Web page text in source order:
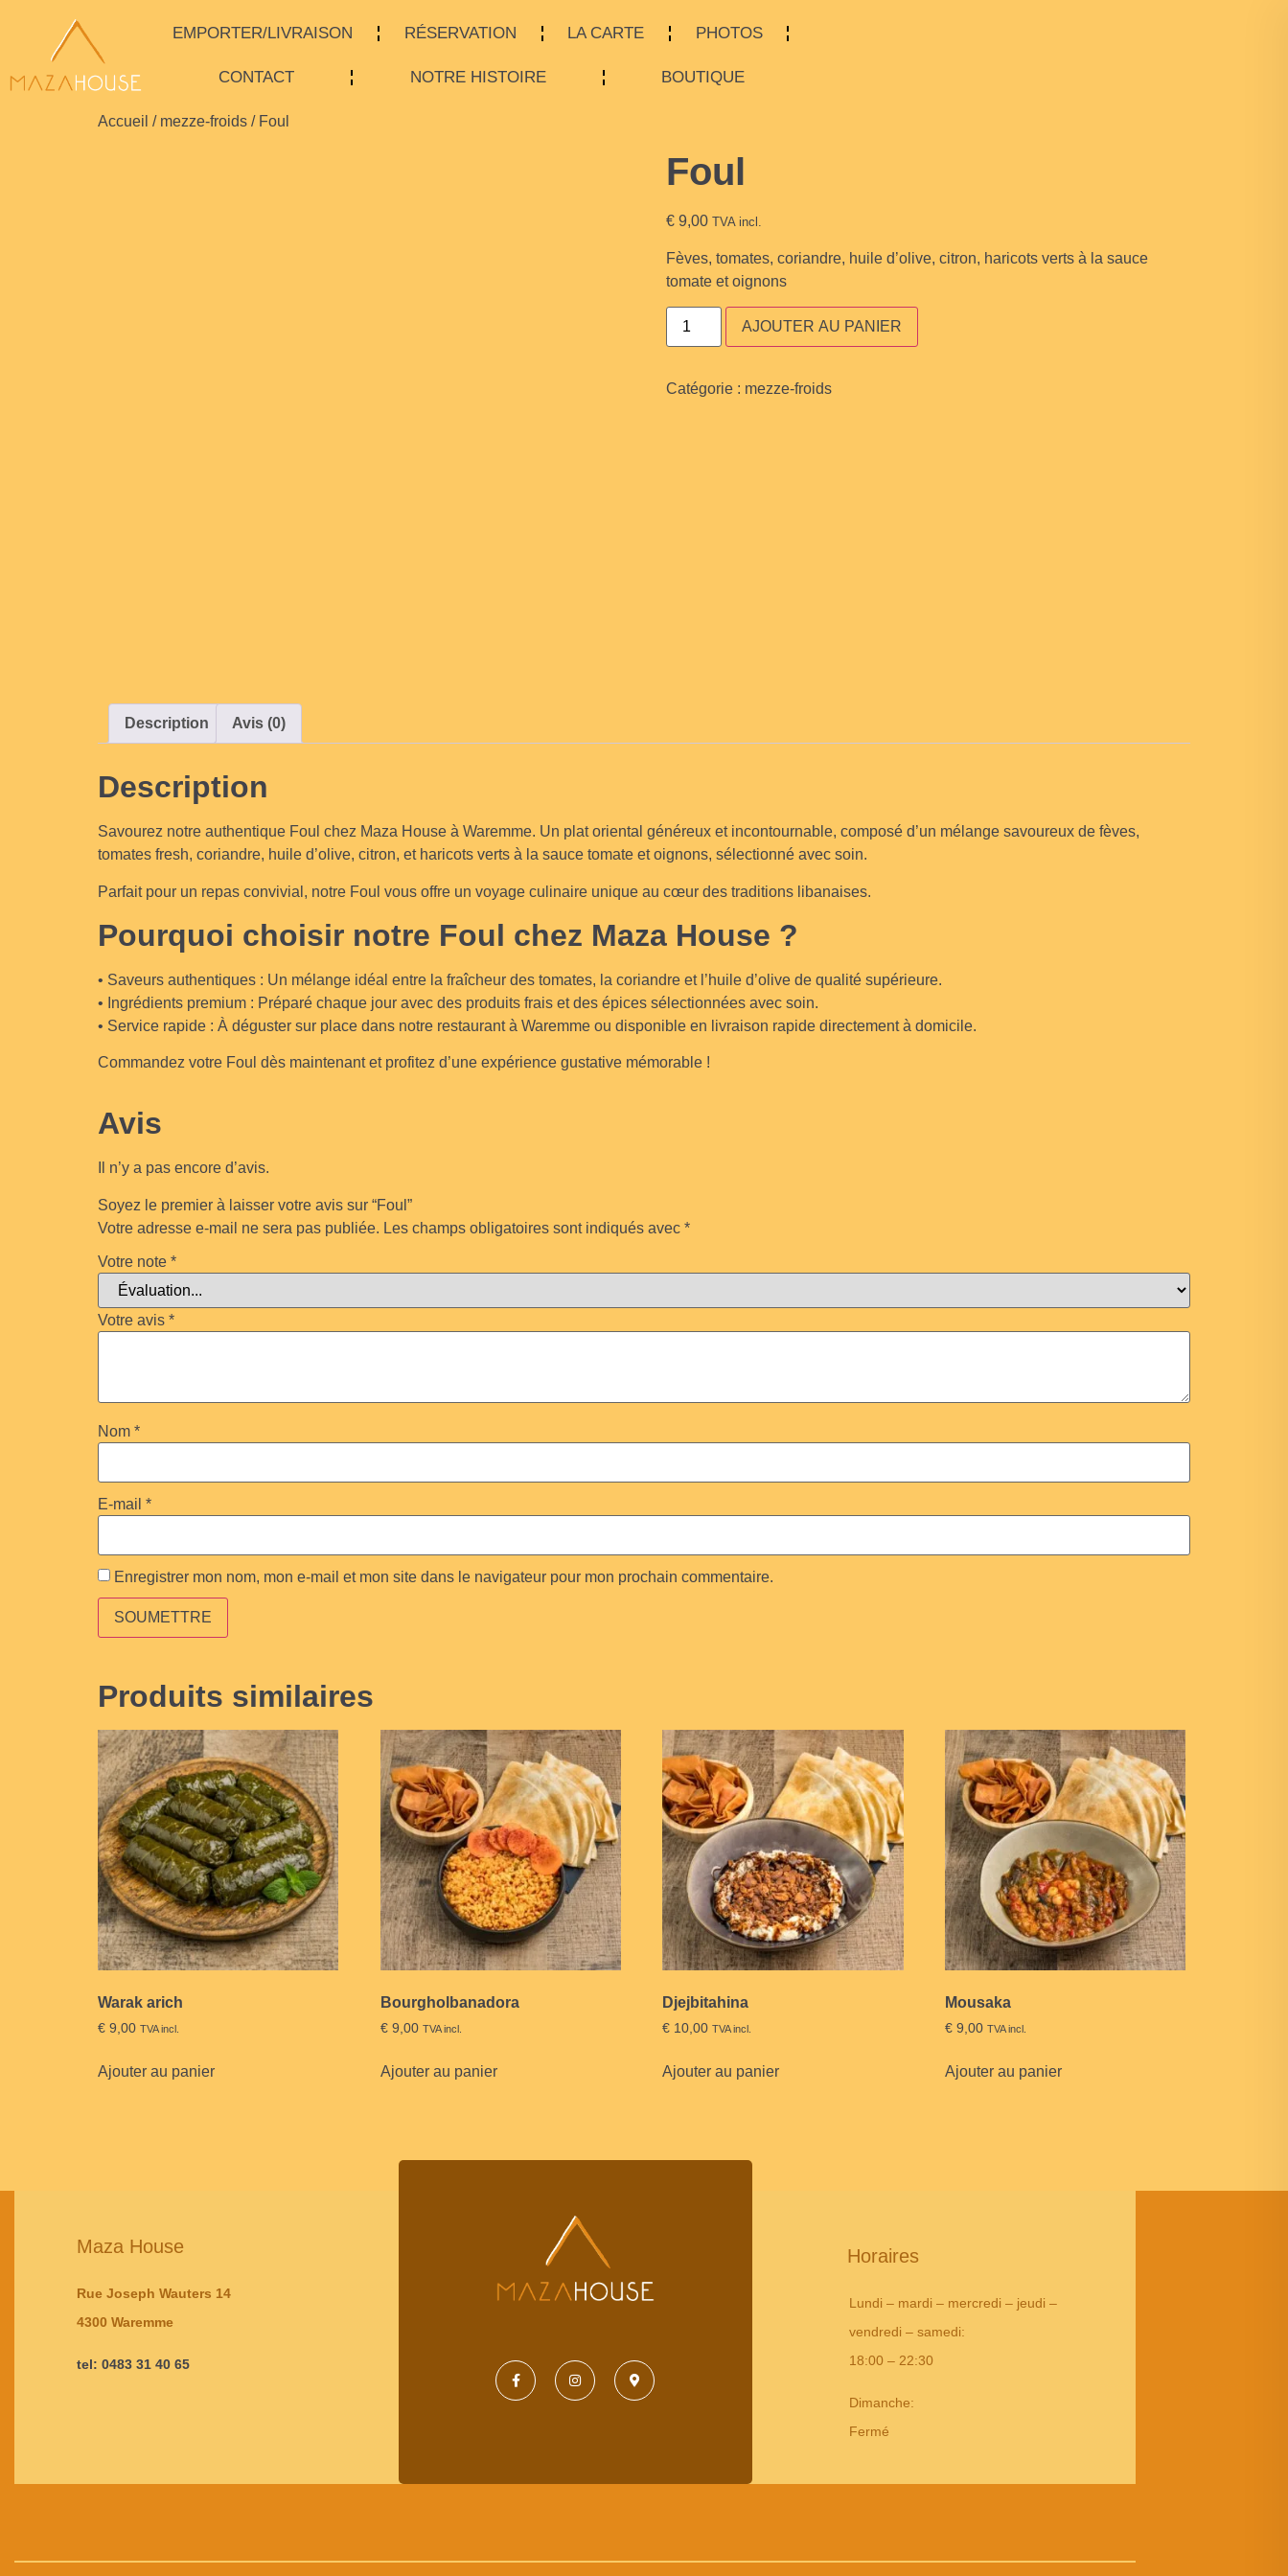
EMPORTER/LIVRAISON RÉSERVATION LA CARTE PHOTOS
CONTACT NOTRE HISTOIRE BOUTIQUE
Accueil / mezze-froids / Foul
Foul
€9,00 TVA incl.
Fèves, tomates, coriandre, huile d’olive, citron, haricots verts à la sauce
tomate et oignons
AJOUTER AU PANIER
Catégorie : mezze-froids
Description Avis (0)
Description
Savourez notre authentique Foul chez Maza House à Waremme. Un plat oriental généreux et incontournable, composé d’un mélange savoureux de fèves,
tomates fresh, coriandre, huile d’olive, citron, et haricots verts à la sauce tomate et oignons, sélectionné avec soin.
Parfait pour un repas convivial, notre Foul vous offre un voyage culinaire unique au cœur des traditions libanaises.
Pourquoi choisir notre Foul chez Maza House ?
• Saveurs authentiques : Un mélange idéal entre la fraîcheur des tomates, la coriandre et l’huile d’olive de qualité supérieure.
• Ingrédients premium : Préparé chaque jour avec des produits frais et des épices sélectionnées avec soin.
• Service rapide : À déguster sur place dans notre restaurant à Waremme ou disponible en livraison rapide directement à domicile.
Commandez votre Foul dès maintenant et profitez d’une expérience gustative mémorable !
Avis
Il n’y a pas encore d’avis.
Soyez le premier à laisser votre avis sur “Foul”
Votre adresse e-mail ne sera pas publiée. Les champs obligatoires sont indiqués avec *
Votre note *
Votre avis *
Nom *
E-mail *
Enregistrer mon nom, mon e-mail et mon site dans le navigateur pour mon prochain commentaire.
Produits similaires
Warak arich
€ 9,00 TVA incl.
Ajouter au panier
Bourgholbanadora
€9,00 TVA incl.
Ajouter au panier
Djejbitahina
€ 10,00 TVA incl.
Ajouter au panier
Mousaka
€ 9,00 TVA incl.
Ajouter au panier
Maza House
Rue Joseph Wauters 14
4300 Waremme
tel: 0483 31 40 65
Horaires
Lundi – mardi – mercredi – jeudi –
vendredi – samedi:
18:00 – 22:30
Dimanche:
Fermé